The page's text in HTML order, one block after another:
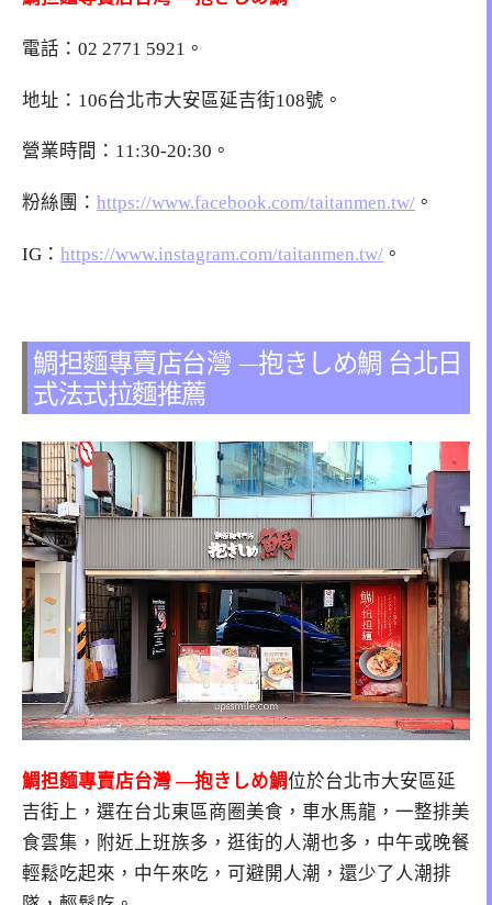
電話： 02 2771 5921 。
地址：106台北市大安區延吉街108號。
營業時間：11:30-20:30。
粉絲團： https://www.facebook.com/taitanmen.tw/ 。
IG： https://www.instagram.com/taitanmen.tw/ 。
鯛担麵專賣店台灣 —抱きしめ鯛 台北日
式法式拉麵推薦
鯛担麵專賣店台灣 —抱きしめ鯛位於台北市大安區延
吉街上，選在台北東區商圈美食，車水馬龍，一整排美
食雲集，附近上班族多，逛街的人潮也多，中午或晚餐
輕鬆吃起來，中午來吃，可避開人潮，還少了人潮排